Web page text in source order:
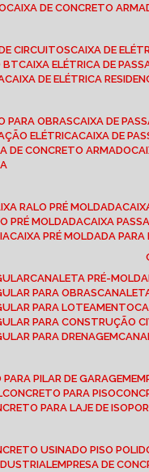
CAIXA DE CONCRETO
CIRCUITOS CAIXA DE
BT CAIXA ELÉTRICA DE
CAIXA DE ELÉTRICA
PARA OBRAS CAIXA DE
ELÉTRICA CAIXA DE
DE CONCRETO ARMADO
RALO PRÉ MOLDADA
PRÉ MOLDADA CAIXA
CAIXA PRÉ MOLDADA
CANALETA PRÉ-
PARA OBRAS
PARA LOTEAMENTO
PARA CONSTRUÇÃO
PARA DRENAGEM
PARA PILAR DE GARAGEM
CONCRETO PARA PISO
PARA LAJE DE ISOPOR
USINADO PISO
EMPRESA DE